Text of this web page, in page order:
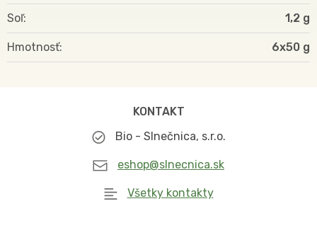
Soľ 1,2 g
Hmotnosť 6x50
KONTAKT
Bio - Slnečnica, s.r.o.
eshop@slnecnica.sk
Všetky kontakty